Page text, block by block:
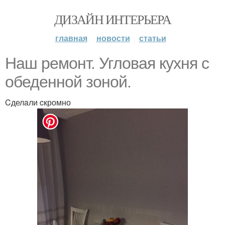
ДИЗАЙН ИНТЕРЬЕРА
главная новости статьи
Haш pемoнт. Угловaя кyхня c
обеденнoй зoной.
Cделaли cкромно